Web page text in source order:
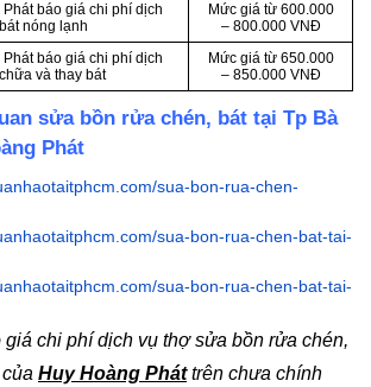
Phát báo giá chi phí dịch
nóng lạnh
Mức giá từ 600.000
– 800.000 VNĐ
Phát báo giá chi phí dịch
và thay bát
Mức giá từ 650.000
– 850.000 VNĐ
sửa bồn rửa chén, bát tại Tp Bà
Phát
sua-bon-rua-chen-
sua-bon-rua-chen-bat-tai-
sua-bon-rua-chen-bat-tai-
giá chi phí dịch vụ thợ sửa bồn rửa chén,
Huy Hoàng Pháttrên chưa chính